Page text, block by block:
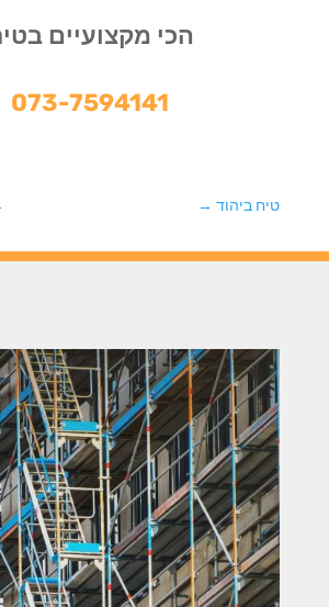
הכי מקצועיים
073-7594141
טיח ביהוד→